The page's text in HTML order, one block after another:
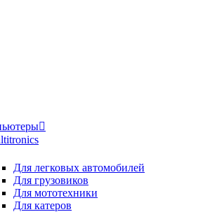

Для легковых автомобилей
Для грузовиков
Для мототехники
Для катеров